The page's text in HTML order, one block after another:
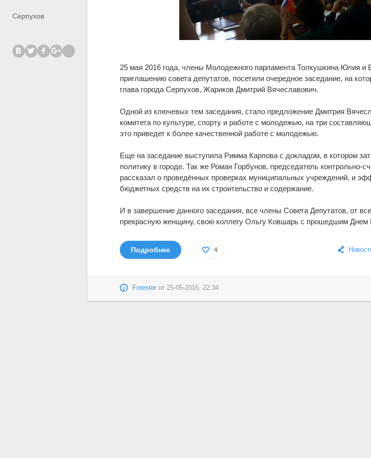
Серпухов
25 мая 2016 года, члены Молодежного парламента Толкушкина Юлия и
приглашению совета депутатов, посетили очередное заседание, на
глава города Серпухов, Жариков Дмитрий Вячеславович.
Одной из ключевых тем заседания, стало предложение Дмитрия
комитета по культуре, спорту и работе с молодежью, на три
это приведет к более качественной работе с молодежью.
Еще на заседание выступила Римма Карпова с докладом, в котором
политику в городе. Так же Роман Горбунов, председатель контрольно-
рассказал о проведённых проверках муниципальных учреждений, и
бюджетных средств на их строительство и содержание.
И в завершение данного заседания, все члены Совета Депутатов, от
прекрасную женщину, свою коллегу Ольгу Ковшарь с прошедшим Днем
Подробнее 4
Forester от25-05-2016, 22:34